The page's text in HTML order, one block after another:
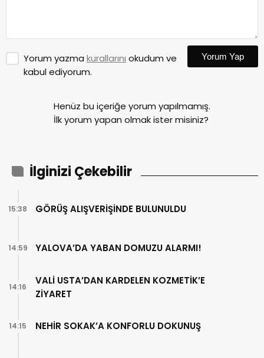
Yorum yazma kurallarını okudum ve
kabul ediyorum.
Yorum Yap
Henüz bu içeriğe yorum yapılmamış.
İlk yorum yapan olmak ister misiniz?
İlginizi Çekebilir
GÖRÜŞ ALIŞVERİŞİNDE BULUNULDU
15:38
YALOVA’DA YABAN DOMUZU ALARMI!
14:59
VALİ USTA’DAN KARDELEN KOZMETİK’E
ZİYARET
14:16
NEHİR SOKAK’A KONFORLU DOKUNUŞ
14:15